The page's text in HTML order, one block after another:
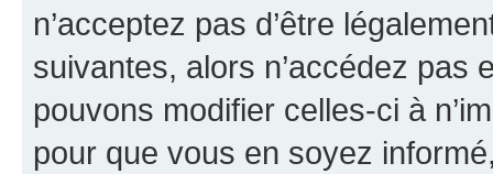
n’acceptez pas d’être
suivantes, alors n’accédez pas
pouvons modifier celles-ci à
pour que vous en soyez